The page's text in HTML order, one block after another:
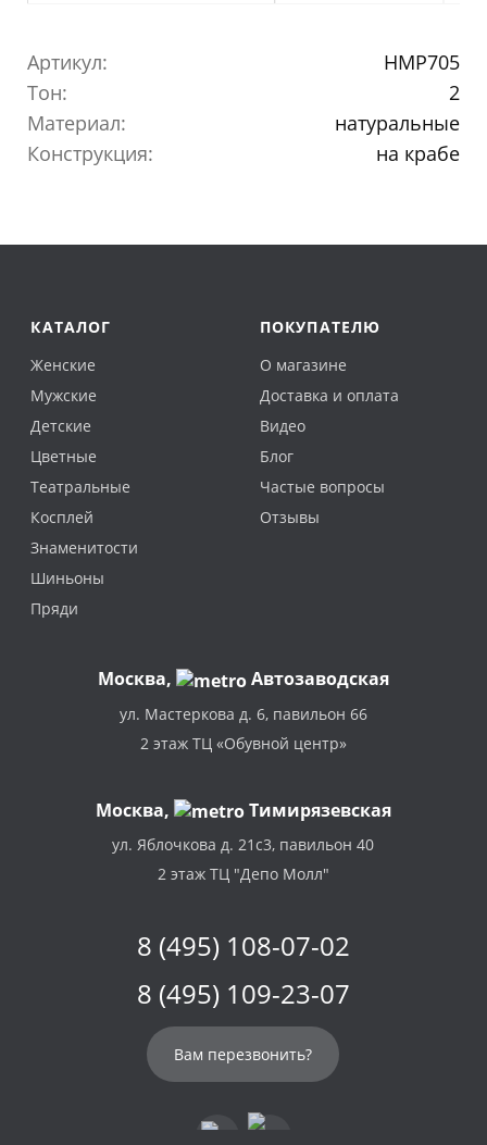
Артикул:
HMP705
Тон:
2
Материал:
натуральные
Конструкция:
на крабе
КАТАЛОГ
Женские
Мужские
Детские
Цветные
Театральные
Косплей
Знаменитости
Шиньоны
Пряди
ПОКУПАТЕЛЮ
О магазине
Доставка и оплата
Видео
Блог
Частые вопросы
Отзывы
Москва, Автозаводская
ул. Мастеркова д. 6, павильон 66
2 этаж ТЦ «Обувной центр»
Москва, Тимирязевская
ул. Яблочкова д. 21с3, павильон 40
2 этаж ТЦ "Депо Молл"
8 (495) 108-07-02
8 (495) 109-23-07
Вам перезвонить?